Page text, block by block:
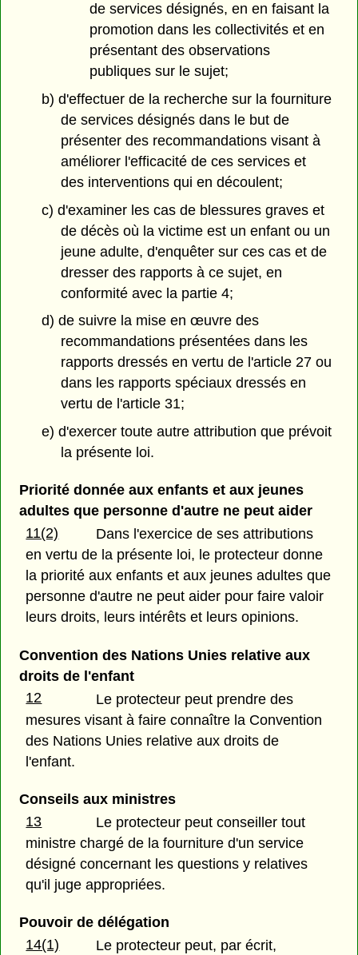
de services désignés, en en faisant la
promotion dans les collectivités et en
présentant des observations
publiques sur le sujet;
b) d'effectuer de la recherche sur la fourniture
de services désignés dans le but de
présenter des recommandations visant à
améliorer l'efficacité de ces services et
des interventions qui en découlent;
c) d'examiner les cas de blessures graves et
de décès où la victime est un enfant ou un
jeune adulte, d'enquêter sur ces cas et de
dresser des rapports à ce sujet, en
conformité avec la partie 4;
d) de suivre la mise en œuvre des
recommandations présentées dans les
rapports dressés en vertu de l'article 27 ou
dans les rapports spéciaux dressés en
vertu de l'article 31;
e) d'exercer toute autre attribution que prévoit
la présente loi.
Priorité donnée aux enfants et aux jeunes
adultes que personne d'autre ne peut aider
11(2)
Dans l'exercice de ses attributions
en vertu de la présente loi, le protecteur donne
la priorité aux enfants et aux jeunes adultes que
personne d'autre ne peut aider pour faire valoir
leurs droits, leurs intérêts et leurs opinions.
Convention des Nations Unies relative aux
droits de l'enfant
12
Le protecteur peut prendre des
mesures visant à faire connaître la Convention
des Nations Unies relative aux droits de
l'enfant.
Conseils aux ministres
13
Le protecteur peut conseiller tout
ministre chargé de la fourniture d'un service
désigné concernant les questions y relatives
qu'il juge appropriées.
Pouvoir de délégation
14(1)
Le protecteur peut, par écrit,